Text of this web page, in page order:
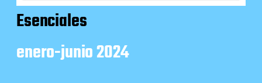
Esenciales
enero-junio 2024